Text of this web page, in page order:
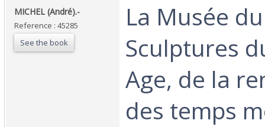
‎MICHEL (André).-‎
Reference : 45285
See the book
‎La Musée
Sculptures
Age, de la
des temps